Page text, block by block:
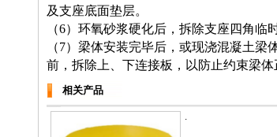
及支座底面垫层。
（6）环氧砂浆硬化后，拆除支座四角临
（7）梁体安装完毕后，或现浇混凝土
前，拆除上、下连接板，以防止约束梁
相关产品
.